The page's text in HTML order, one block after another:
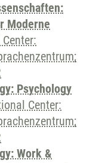
Moderne
Psychology
Center:
Work &